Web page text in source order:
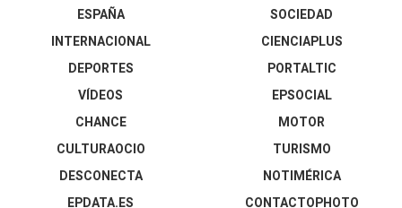
ESPAÑA
INTERNACIONAL
DEPORTES
VÍDEOS
SOCIEDAD
CIENCIAPLUS
PORTALTIC
EPSOCIAL
CHANCE
CULTURAOCIO
DESCONECTA
EPDATA.ES
MOTOR
TURISMO
NOTIMÉRICA
CONTACTOPHOTO